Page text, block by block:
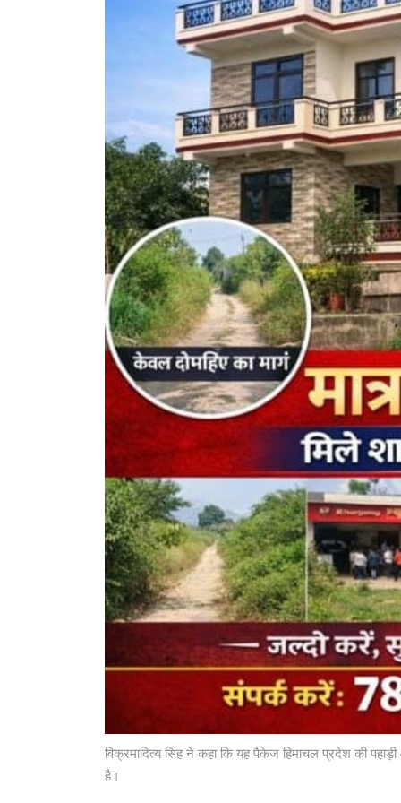
विक्रमादित्य सिंह ने कहा कि यह पैकेज हिमाचल प्रदेश की
है।